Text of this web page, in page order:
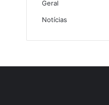
Geral
Notícias